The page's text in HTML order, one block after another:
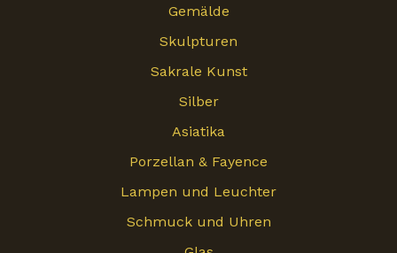
Gemälde
Skulpturen
Sakrale Kunst
Silber
Asiatika
Porzellan & Fayence
Lampen und Leuchter
Schmuck und Uhren